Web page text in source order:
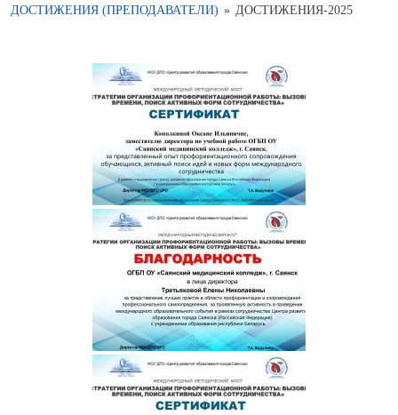
ДОСТИЖЕНИЯ (ПРЕПОДАВАТЕЛИ) » ДОСТИЖЕНИЯ-2025